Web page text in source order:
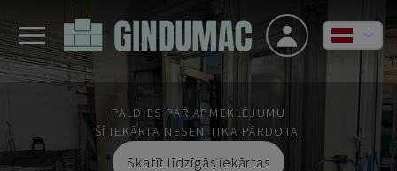
PALDIES PAR APMEKLĒJUMU
ŠĪ IEKĀRTA NESEN TIKA PĀRDOTA.
Skatīt līdzīgās iekārtas